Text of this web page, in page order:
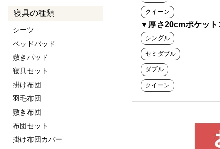
寝具の種類
シーツ
ベッドパッド
敷きパッド
寝具セット
掛け布団
羽毛布団
敷き布団
布団セット
掛け布団カバー
クイーン
▼厚さ20cmポケット
シングル
セミダブル
ダブル
クイーン